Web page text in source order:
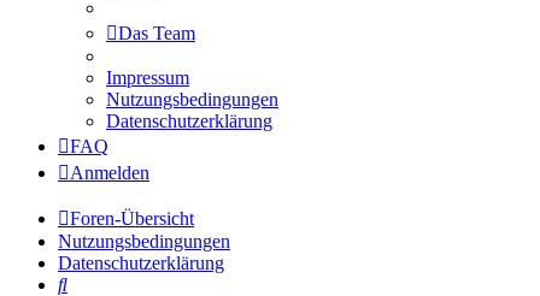
Das Team
Impressum
Nutzungsbedingungen
Datenschutzerklärung
FAQ
Anmelden
Foren-Übersicht
Nutzungsbedingungen
Datenschutzerklärung
Suche